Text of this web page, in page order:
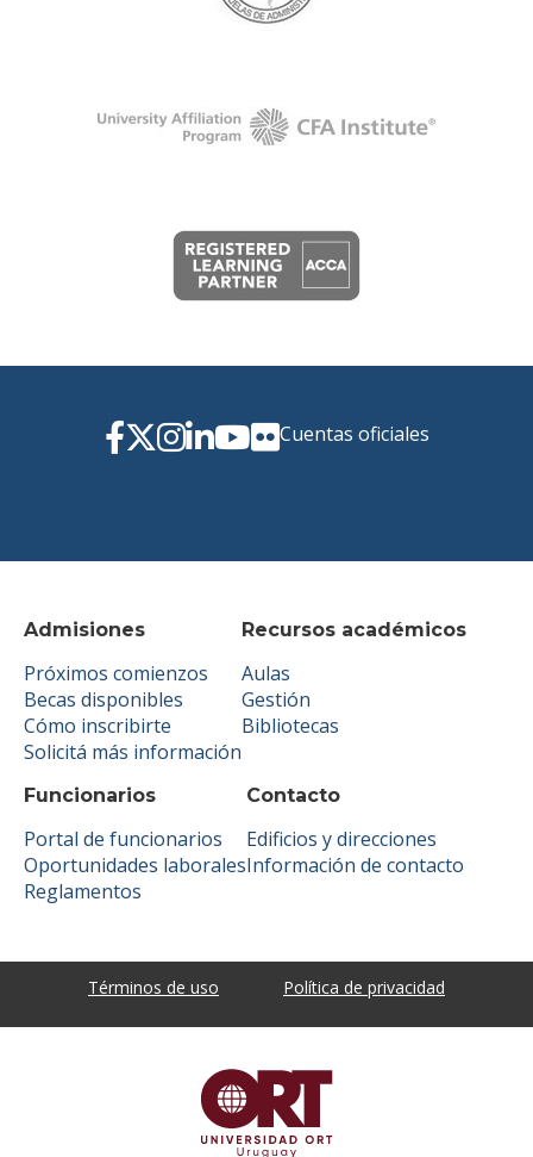
Admisiones
Próximos comienzos
Becas disponibles
Cómo inscribirte
Solicitá más información
Recursos académicos
Aulas
Gestión
Bibliotecas
Funcionarios
Portal de funcionarios
Oportunidades laborales
Reglamentos
Contacto
Edificios y direcciones
Información de contacto
Cuentas oficiales
Términos de uso Política de privacidad